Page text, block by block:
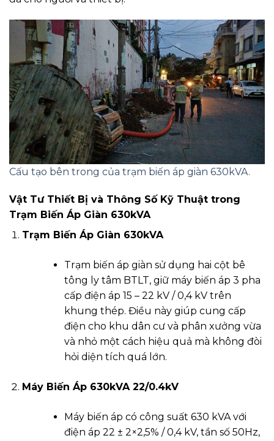
Cấu tạo bên trong của trạm biến áp giàn 630kVA.
Vật Tư Thiết Bị và Thông Số Kỹ Thuật trong
Trạm Biến Áp Giàn 630kVA
Trạm Biến Áp Giàn 630kVA
Trạm biến áp giàn sử dụng hai cột bê
tông ly tâm BTLT, giữ máy biến áp 3 pha
cấp điện áp 15 – 22 kV / 0,4 kV trên
khung thép. Điều này giúp cung cấp
điện cho khu dân cư và phân xưởng vừa
và nhỏ một cách hiệu quả mà không đòi
hỏi diện tích quá lớn.
Máy Biến Áp 630kVA 22/0.4kV
Máy biến áp có công suất 630 kVA với
điện áp 22 ± 2×2,5% / 0,4 kV, tần số 50Hz,